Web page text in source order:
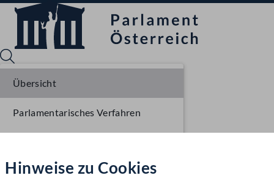
Hilfe
Hinweise zu Cookies
Übersicht
Parlamentarisches Verfahren
Ausschussberatungen NR